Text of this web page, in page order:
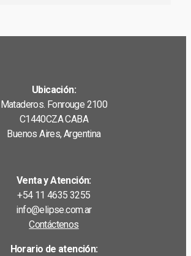
Ubicación:
Mataderos. Fonrouge 2100
C1440CZA CABA
Buenos Aires, Argentina
Venta y Atención:
+54 11 4635 3255
info@elipse.com.ar
Contáctenos
Horario de atención: